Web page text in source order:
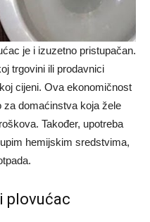
je i izuzetno pristupačan.
trgovini ili prodavnici
cijeni. Ova ekonomičnost
za domaćinstva koja žele
Također, upotreba
hemijskim sredstvima,
plovućac